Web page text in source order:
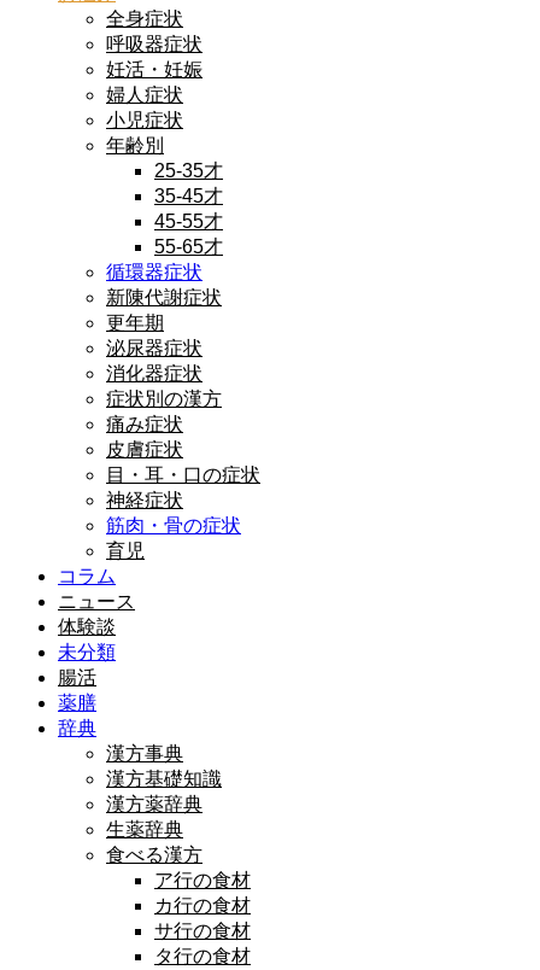
全身症状
呼吸器症状
妊活・妊娠
婦人症状
小児症状
年齢別
25-35才
35-45才
45-55才
55-65才
循環器症状
新陳代謝症状
更年期
泌尿器症状
消化器症状
症状別の漢方
痛み症状
皮膚症状
目・耳・口の症状
神経症状
筋肉・骨の症状
育児
コラム
ニュース
体験談
未分類
腸活
薬膳
辞典
漢方事典
漢方基礎知識
漢方薬辞典
生薬辞典
食べる漢方
ア行の食材
カ行の食材
サ行の食材
タ行の食材